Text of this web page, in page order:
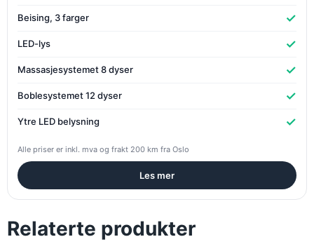
Beising, 3 farger ✓
LED-lys ✓
Massasjesystemet 8 dyser ✓
Boblesystemet 12 dyser ✓
Ytre LED belysning ✓
Alle priser er inkl. mva og frakt 200 km fra Oslo
Les mer
Relaterte produkter